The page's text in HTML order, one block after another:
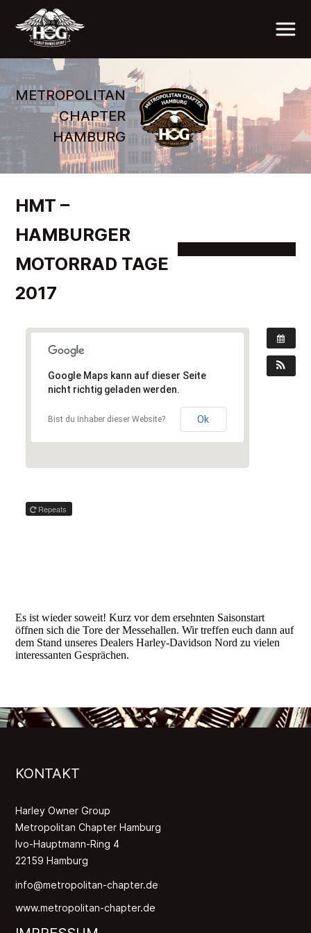
METROPOLITAN
CHAPTER
HAMBURG
HMT –
HAMBURGER
MOTORRAD TAGE
2017
Google Maps kann auf dieser Seite
nicht richtig geladen werden.
Bist du Inhaber dieser Website? Ok
Repeats
Es ist wieder soweit! Kurz vor dem ersehnten Saisonstart
öffnen sich die Tore der Messehallen. Wir treffen euch dann auf
dem Stand unseres Dealers Harley-Davidson Nord zu vielen
interessanten Gesprächen.
KONTAKT
Harley Owner Group
Metropolitan Chapter Hamburg
Ivo-Hauptmann-Ring 4
22159 Hamburg
info@metropolitan-chapter.de
www.metropolitan-chapter.de